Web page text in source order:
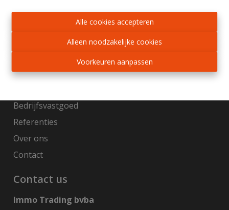
Alle cookies accepteren
Alleen noodzakelijke cookies
Voorkeuren aanpassen
Te huur
Bedrijfsvastgoed
Referenties
Over ons
Contact
Contact us
Immo Trading bvba